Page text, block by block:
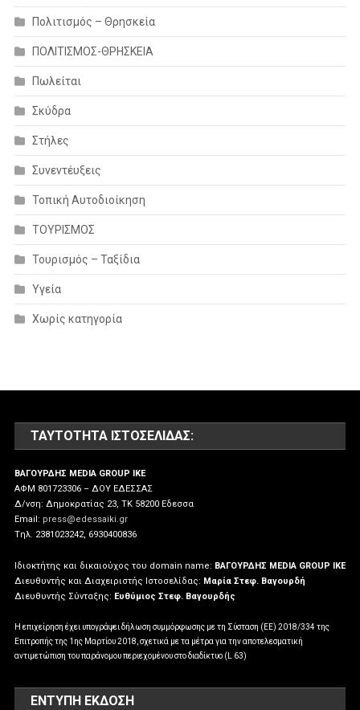
Πολιτισμός – Θρησκεία
ΠΟΛΙΤΙΣΜΟΣ-ΘΡΗΣΚΕΙΑ
Πωλείται
Σκύδρα
Στήλες
Συνεντέυξεις
Τοπική Αυτοδιοίκηση
ΤΟΥΡΙΣΜΟΣ
Τουρισμός – Ταξίδια
Υγεία
Χωρίς κατηγορία
ΤΑΥΤΌΤΗΤΑ ΙΣΤΟΣΕΛΊΔΑΣ:
ΒΑΓΟΥΡΔΗΣ MEDIA GROUP IKE
ΑΦΜ 801723306 – ΔΟΥ ΕΔΕΣΣΑΣ
Δ/νση: Δημοκρατίας 23, ΤΚ 58200 Εδεσσα
Email: press@edessaiki.gr
Tηλ. 2381023242, 6930400836
Ιδιοκτήτης και δικαιούχος του domain name: ΒΑΓΟΥΡΔΗΣ MEDIA GROUP IKE
Διευθυντής και Διαχειριστής Ιστοσελίδας: Μαρία Στεφ. Βαγουρδή
Διευθυντής Σύνταξης: Ευθύμιος Στεφ. Βαγουρδής
Η επιχείρηση έχει υπογράψει δήλωση συμμόρφωσης με τη Σύσταση (ΕΕ) 2018/334 της
Επιτροπής της 1ης Μαρτίου 2018, σχετικά με τα μέτρα για την αποτελεσματική
αντιμετώπιση του παράνομου περιεχομένου στο διαδίκτυο (L 63)
ΕΝΤΥΠΗ ΕΚΔΟΣΗ